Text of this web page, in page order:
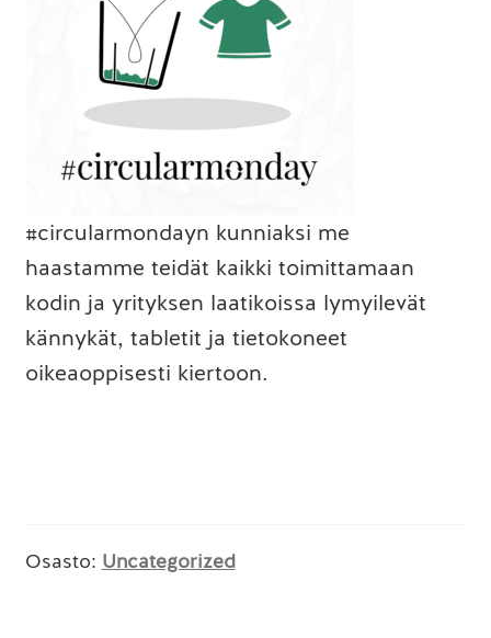
#circularmondayn kunniaksi me
haastamme teidät kaikki toimittamaan
kodin ja yrityksen laatikoissa lymyilevät
kännykät, tabletit ja tietokoneet
oikeaoppisesti kiertoon.
Osasto: Uncategorized